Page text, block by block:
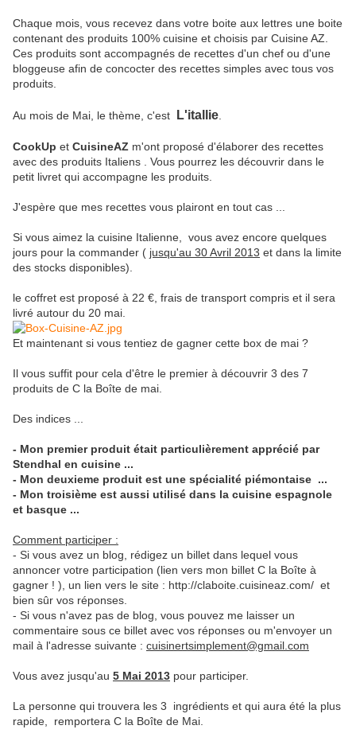
Chaque mois, vous recevez dans votre boite aux lettres une boite
contenant des produits 100% cuisine et choisis par Cuisine AZ.
Ces produits sont accompagnés de recettes d'un chef ou d'une
bloggeuse afin de concocter des recettes simples avec tous vos
produits.
Au mois de Mai, le thème, c'est L'itallie
CookUp et CuisineAZ m'ont proposé d'élaborer des recettes
avec des produits Italiens . Vous pourrez les découvrir dans le
petit livret qui accompagne les produits.
J'espère que mes recettes vous plairont en tout cas ...
Si vous aimez la cuisine Italienne, vous avez encore quelques
jours pour la commander ( jusqu'au 30 Avril 2013 et dans la limite
des stocks disponibles).
le coffret est proposé à 22 €, frais de transport compris et il sera
livré autour du 20 mai.
Et maintenant si vous tentiez de gagner cette box de mai ?
Il vous suffit pour cela d'être le premier à découvrir 3 des 7
produits de C la Boîte de mai.
Des indices ...
- Mon premier produit était particulièrement apprécié par
Stendhal en cuisine ...
- Mon deuxieme produit est une spécialité piémontaise ...
- Mon troisième est aussi utilisé dans la cuisine espagnole
et basque ...
Comment participer :
- Si vous avez un blog, rédigez un billet dans lequel vous
annoncer votre participation (lien vers mon billet C la Boîte à
gagner ! ), un lien vers le site : http://claboite.cuisineaz.com/ et
bien sûr vos réponses.
- Si vous n'avez pas de blog, vous pouvez me laisser un
commentaire sous ce billet avec vos réponses ou m'envoyer un
mail à l'adresse suivante : cuisinertsimplement@gmail.com
Vous avez jusqu'au 5 Mai 2013 pour participer.
La personne qui trouvera les 3 ingrédients et qui aura été la plus
rapide, remportera C la Boîte de Mai.